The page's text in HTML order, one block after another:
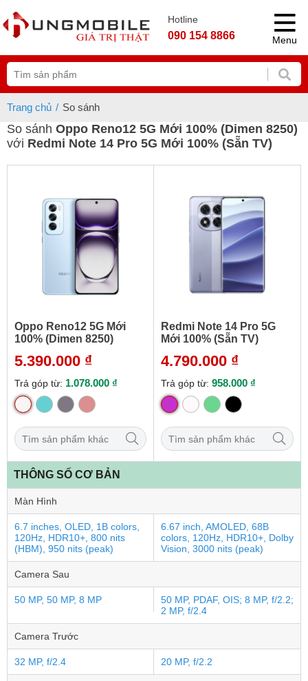
Hotline
090 154 8866 Menu
Trang chủ So sánh
So sánh Oppo Reno12 5G Mới 100% (Dimen 8250)
với Redmi Note 14 Pro 5G Mới 100% (Sẵn TV)
Oppo Reno12 5G Mới
100% (Dimen 8250)
5.390.000 ₫
Trả góp từ: 1.078.000 ₫
Redmi Note 14 Pro 5G
Mới 100% (Sẵn TV)
4.790.000 ₫
Trả góp từ: 958.000 ₫
THÔNG SỐ CƠ BẢN
Màn Hình
6.7 inches, OLED, 1B colors,
120Hz, HDR10+, 800 nits
(HBM), 950 nits (peak)
6.67 inch, AMOLED, 68B
colors, 120Hz, HDR10+, Dolby
Vision, 3000 nits (peak)
Camera Sau
50 MP, 50 MP, 8 MP
50 MP, PDAF, OIS; 8 MP, f/2.2;
2 MP, f/2.4
Camera Trước
32 MP, f/2.4 20 MP, f/2.2